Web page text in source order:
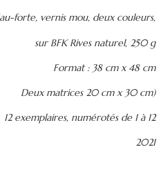
forte, vernis mou, deux couleurs,
sur BFK Rives naturel, 250 g
Format : 38 cm x 48 cm
Deux matrices 20 cm x 30 cm)
12 exemplaires, numérotés de 1 à 12
2021